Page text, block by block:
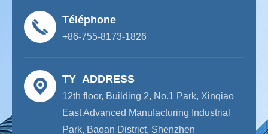
Téléphone
+86-755-8173-1826
TY_ADDRESS
12th floor, Building 2, No.1 Park, Xinqiao
East Advanced Manufacturing Industrial
Park, Baoan District, Shenzhen